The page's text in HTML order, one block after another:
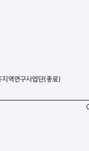
지역연구사업단(종료)